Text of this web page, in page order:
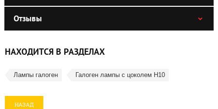
Отзывы
НАХОДИТСЯ В РАЗДЕЛАХ
Лампы галоген Галоген лампы с цоколем Н10
НАЗАД